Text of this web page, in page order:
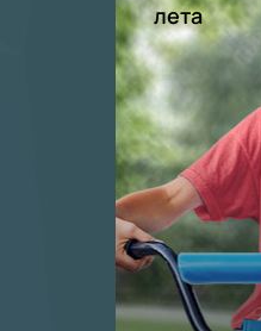
лета